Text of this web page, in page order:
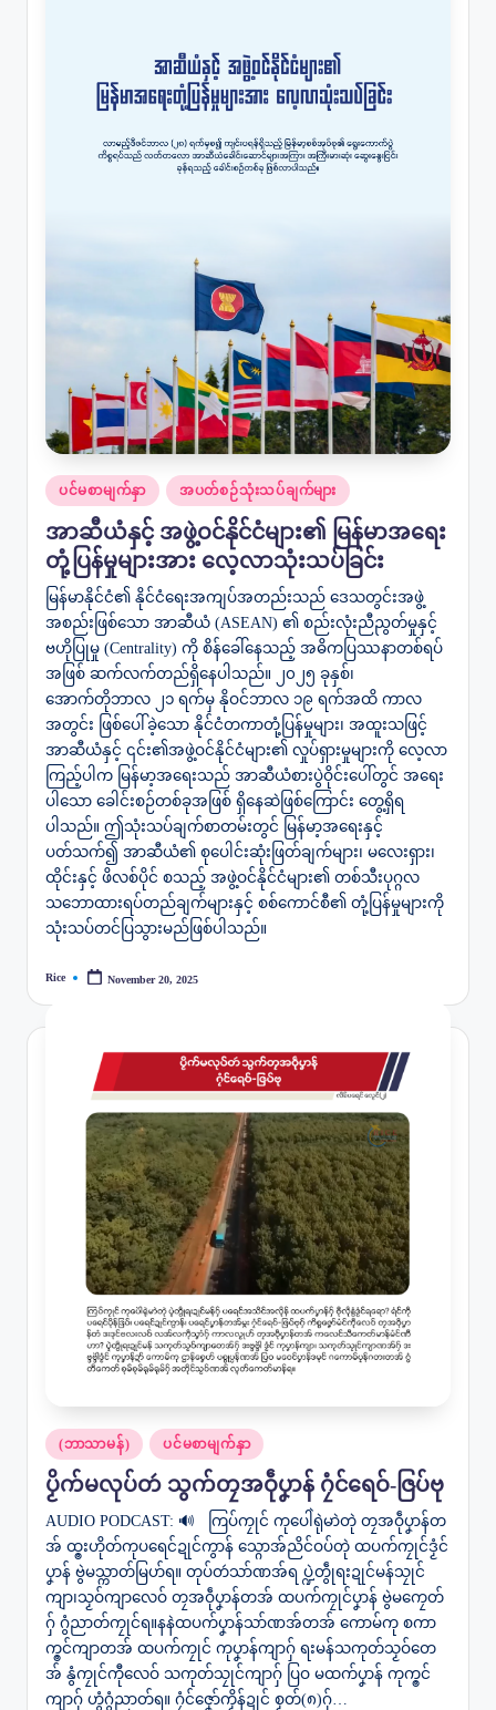
Posted
ပင်မစာမျက်နှာ အပတ်စဉ်သုံးသပ်ချက်များ
အာဆီယံနှင့် အဖွဲ့ဝင်နိုင်ငံများ၏ မြန်မာအရေး
တုံ့ပြန်မှုများအား လေ့လာသုံးသပ်ခြင်း
မြန်မာနိုင်ငံ၏ နိုင်ငံရေးအကျပ်အတည်းသည် ဒေသတွင်းအဖွဲ့
အစည်းဖြစ်သော အာဆီယံ (ASEAN) ၏ စည်းလုံးညီညွတ်မှုနှင့်
ဗဟိုပြုမှု (Centrality) ကို စိန်ခေါ်နေသည့် အဓိကပြဿနာတစ်ရပ်
အဖြစ် ဆက်လက်တည်ရှိနေပါသည်။ ၂၀၂၅ ခုနှစ်၊
အောက်တိုဘာလ ၂၁ ရက်မှ နိုဝင်ဘာလ ၁၉ ရက်အထိ ကာလ
အတွင်း ဖြစ်ပေါ်ခဲ့သော နိုင်ငံတကာတုံ့ပြန်မှုများ၊ အထူးသဖြင့်
အာဆီယံနှင့် ၎င်း၏အဖွဲ့ဝင်နိုင်ငံများ၏ လှုပ်ရှားမှုများကို လေ့လာ
ကြည့်ပါက မြန်မာ့အရေးသည် အာဆီယံစားပွဲဝိုင်းပေါ်တွင် အရေး
ပါသော ခေါင်းစဉ်တစ်ခုအဖြစ် ရှိနေဆဲဖြစ်ကြောင်း တွေ့ရှိရ
ပါသည်။ ဤသုံးသပ်ချက်စာတမ်းတွင် မြန်မာ့အရေးနှင့်
ပတ်သက်၍ အာဆီယံ၏ စုပေါင်းဆုံးဖြတ်ချက်များ၊ မလေးရှား၊
ထိုင်းနှင့် ဖိလစ်ပိုင် စသည့် အဖွဲ့ဝင်နိုင်ငံများ၏ တစ်သီးပုဂ္ဂလ
သဘောထားရပ်တည်ချက်များနှင့် စစ်ကောင်စီ၏ တုံ့ပြန်မှုများကို
သုံးသပ်တင်ပြသွားမည်ဖြစ်ပါသည်။
Posted
Rice November 20, 2025
Posted
in
(ဘာသာမန်) ပင်မစာမျက်နှာ
ပၟိက်မလုပ်တဴ သွက်တၠအဝဵုပၞာန် ဂၠံင်ရေဝ်-ဇြပ်ဗု
AUDIO PODCAST: 🔊 ကြပ်ကၠုင် ကုပေါဲရုဲမာဲတုဲ တၠအဝဵုပၞာန်တ
အ် ထ္ၜးဟိုတ်ကုပရေင်ဍုင်ကွာန် သ္ဂောအ်ညိင်ဝပ်တုဲ ထပက်ကၠုင်ဒၟံင်
ပၞာန် ဗွဲမသ္ကာတ်မြဟ်ရ။ တုပ်တဴသာ်ဏအ်ရ ပ္ဍဲတွဵုရးဍုင်မန်သၠုင်
ကျာ၊သၟဝ်ကျာလေဝ် တၠအဝဵုပၞာန်တအ် ထပက်ကၠုင်ပၞာန် ဗွဲမကၠေတ်
ဂှ် ဂွံညာတ်ကၠုင်ရ။နနဲထပက်ပၞာန်သာ်ဏအ်တအ် ကောမ်ကု စကာ
က္ၜင်ကျာတအ် ထပက်ကၠုင် ကုပၞာန်ကျာဂှ် ရးမန်သကုတ်သၟဝ်တေ
အ် နွံကၠုင်ကီုလေဝ် သကုတ်သၠုင်ကျာဂှ် ပြဝ မထက်ပၞာန် ကုက္ၜင်
ကျာဂှ် ဟွံဂွံညာတ်‌ရ။ ဂၠံင်ဇၞော်ကၟိန်ဍုင် စၟတ်(၈)ဂှ်…